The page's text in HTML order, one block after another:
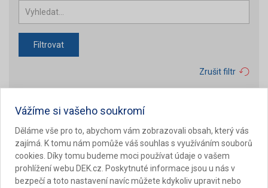
Filtrovat
Zrušit filtr
Vážíme si vašeho soukromí
Děláme vše pro to, abychom vám zobrazovali obsah, který vás
zajímá. K tomu nám pomůže váš souhlas s využíváním souborů
cookies. Díky tomu budeme moci používat údaje o vašem
prohlížení webu DEK.cz. Poskytnuté informace jsou u nás v
bezpečí a toto nastavení navíc můžete kdykoliv upravit nebo